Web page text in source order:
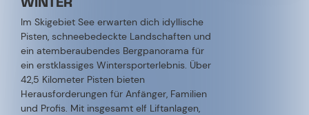
Im Skigebiet See erwarten dich idyllische
Pisten, schneebedeckte Landschaften und
ein atemberaubendes Bergpanorama für
ein erstklassiges Wintersporterlebnis. Über
42,5 Kilometer Pisten bieten
Herausforderungen für Anfänger, Familien
und Profis. Mit insgesamt elf Liftanlagen,